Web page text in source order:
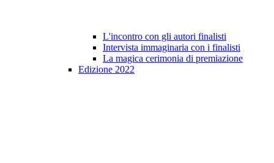
L'incontro con gli autori finalisti
Intervista immaginaria con i finalisti
La magica cerimonia di premiazione
Edizione 2022